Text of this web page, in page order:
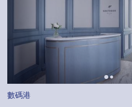
數碼港